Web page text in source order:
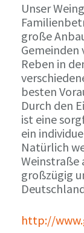
Unser
große
Gemeinden
Reben in
besten
Durch den
ist eine
ein
Natürlich
Weinstraße
großzügig
http://